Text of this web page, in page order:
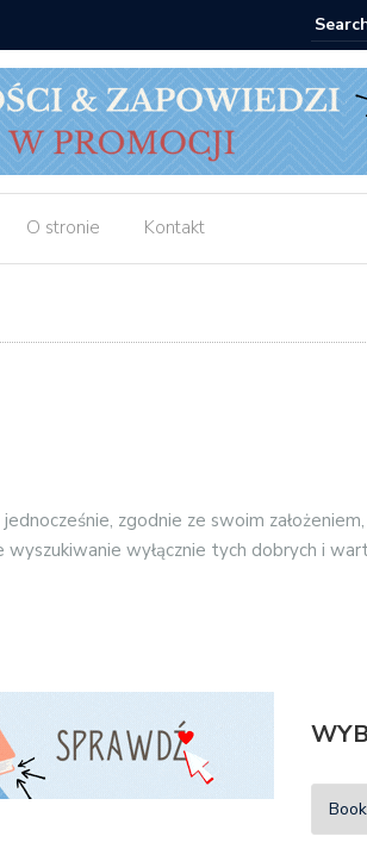
Gdzie kupić:
O stronie Kontakt
jednocześnie, zgodnie ze swoim założeniem,
wyłącznie tych dobrych i